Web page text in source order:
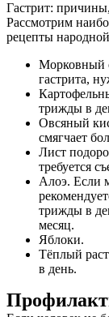
Гастрит:
Рассмотрим
рецепты
Морковный
гастрита,
трижды в
Овсяный
смягчает
Лист
требуется
Алоэ. Если
трижды в
месяц.
Яблоки.
Тёплый
в день.